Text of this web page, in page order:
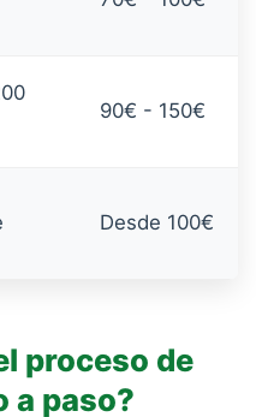
90€ - 150€
Desde 100€
proceso de
a paso?